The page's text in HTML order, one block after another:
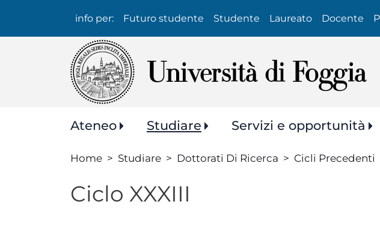
Info
per:
info per: Futuro studente Studente Laureato Docente
Navigazione
Ateneo Studiare Servizi e opportunità
Home Studiare Dottorati Di Ricerca Cicli Precedenti
Ciclo XXXIII